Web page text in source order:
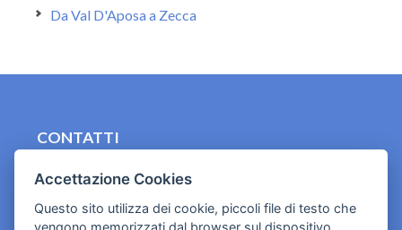
Da Val D'Aposa a Zecca
CONTATTI
Cookies e informativa privacy
Accettazione Cookies
Questo sito utilizza dei cookie, piccoli file di testo che
vengono memorizzati dal browser sul dispositivo